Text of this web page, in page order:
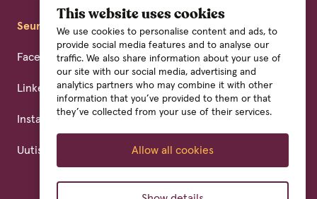
This website uses cookies
We use cookies to personalise content and ads, to
provide social media features and to analyse our
traffic. We also share information about your use of
our site with our social media, advertising and
analytics partners who may combine it with other
information that you’ve provided to them or that
they’ve collected from your use of their services.
Allow all cookies
Seuraa meitä
Facebook
LinkedIn
Instagram
Uutiskirja